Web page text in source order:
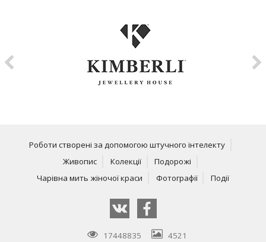
Роботи створені за допомогою штучного інтелекту
Живопис
Колекції
Подорожі
Чарівна мить жіночої краси
Фотографії Події
17448835 4521